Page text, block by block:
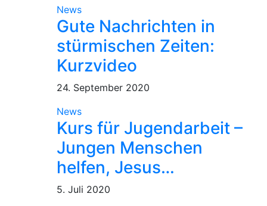
News
Gute Nachrichten in
stürmischen Zeiten:
Kurzvideo
24. September 2020
News
Kurs für Jugendarbeit –
Jungen Menschen
helfen, Jesus…
5. Juli 2020